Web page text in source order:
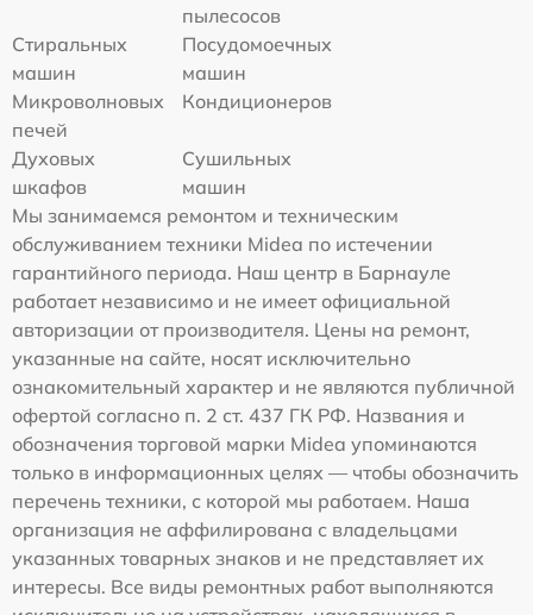
пылесосов
Стиральных
машин
Посудомоечных
машин
Микроволновых
печей
Кондиционеров
Духовых
шкафов
Сушильных
машин
Мы занимаемся ремонтом и техническим
обслуживанием техники Midea по истечении
гарантийного периода. Наш центр в Барнауле
работает независимо и не имеет официальной
авторизации от производителя. Цены на ремонт,
указанные на сайте, носят исключительно
ознакомительный характер и не являются публичной
офертой согласно п. 2 ст. 437 ГК РФ. Названия и
обозначения торговой марки Midea упоминаются
только в информационных целях — чтобы обозначить
перечень техники, с которой мы работаем. Наша
организация не аффилирована с владельцами
указанных товарных знаков и не представляет их
интересы. Все виды ремонтных работ выполняются